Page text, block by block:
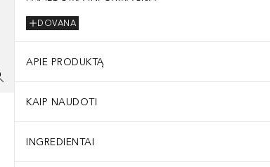
DOVANA
APIE PRODUKTĄ
KAIP NAUDOTI
INGREDIENTAI